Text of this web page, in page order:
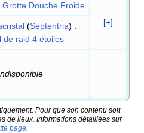
Grotte Douche Froide
[+]
(Septentria) :
de raid 4 étoiles
Pour que son contenu soit
de lieux. Informations détaillées sur
page